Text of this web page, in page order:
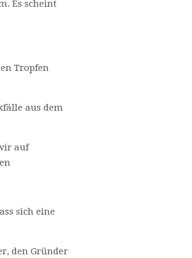
Es scheint
Tropfen
aus dem
auf
sich eine
den Gründer